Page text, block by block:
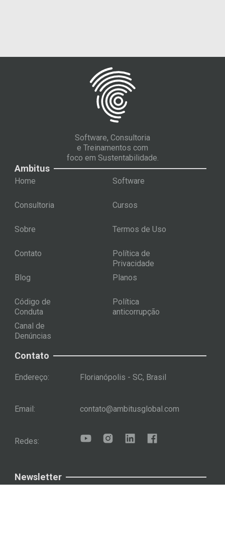
Software, Consultoria
e Treinamentos com
foco em Sustentabilidade.
Contato
Endereço: Florianópolis - SC, Brasil
Email: contato@ambitusglobal.com
Redes:
Newsletter
Ambitus
Home Software
Consultoria Cursos
Sobre Termos de Uso
Contato
Política de
Privacidade
Blog
Planos
Código de
Conduta
Política
anticorrupção
Canal de
Denúncias